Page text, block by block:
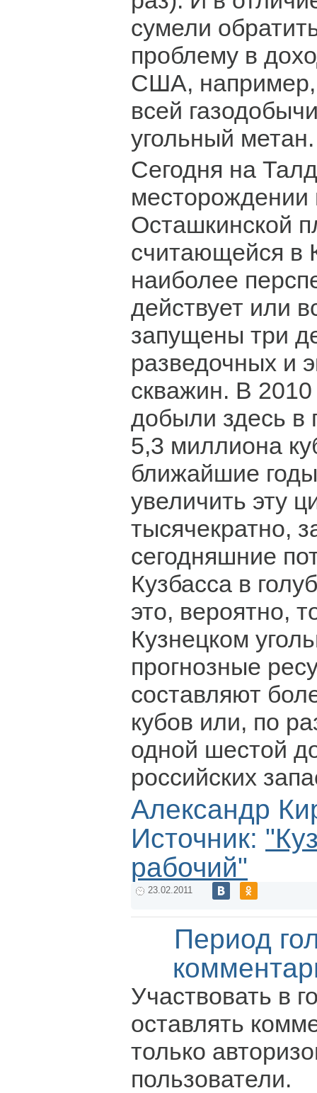
сумели
проблему в
США, например,
всей
угольный метан.
Сегодня на
месторождении
Осташкинской
считающейся в
наиболее
действует или
запущены три
разведочных и
скважин. В 2010
добыли здесь
5,3 миллиона
ближайшие
увеличить эту
тысячекратно,
сегодняшние
Кузбасса в
это, вероятно,
Кузнецком
прогнозные
составляют
кубов или, по
одной шестой
российских
Александр
Источник:
рабочий"
23.02.2011
Период
Участвовать в
оставлять
только
пользователи.